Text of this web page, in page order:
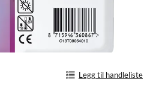
Legg til handleliste